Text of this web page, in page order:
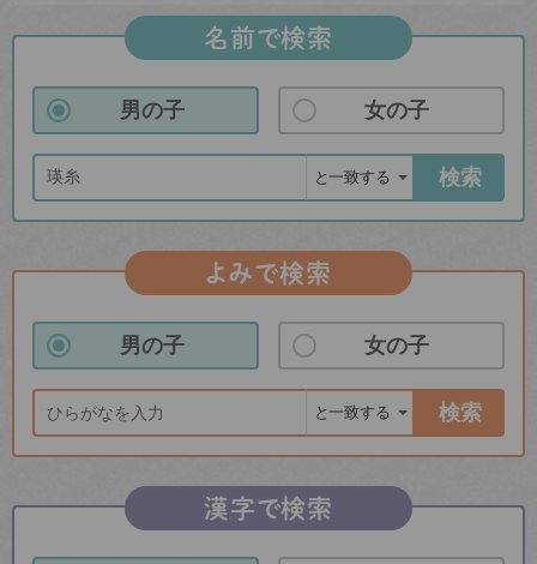
名前で検索
男の子 女の子
検索
よみで検索
男の子 女の子
検索
漢字で検索